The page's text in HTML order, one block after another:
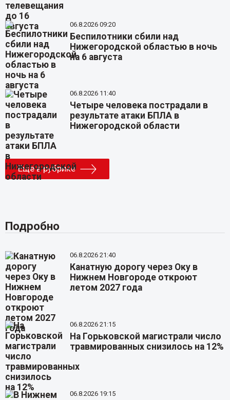
06.8.2026 09:20
Беспилотники сбили над
Нижегородской областью в ночь
на 6 августа
06.8.2026 11:40
Четыре человека пострадали в
результате атаки БПЛА в
Нижегородской области
Еще в рубрике
Подробно
06.8.2026 21:40
Канатную дорогу через Оку в
Нижнем Новгороде откроют
летом 2027 года
06.8.2026 21:15
На Горьковской магистрали число
травмированных снизилось на 12%
06.8.2026 19:15